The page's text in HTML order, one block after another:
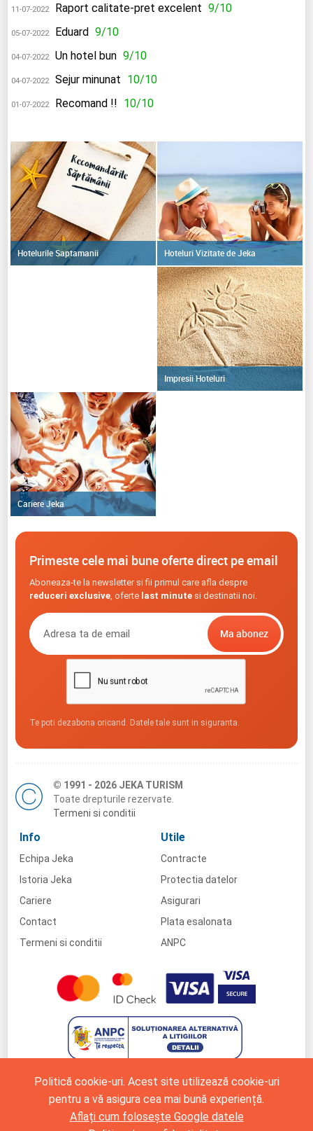
Politică cookie-uri. Acest site utilizează cookie-uri
pentru a vă asigura cea mai bună experiență.
Aflați cum folosește Google datele
11-07-2022 Raport calitate-pret excelent 9/10
05-07-2022 Eduard 9/10
04-07-2022 Un hotel bun 9/10
04-07-2022 Sejur minunat 10/10
01-07-2022 Recomand !! 10/10
Hotelurile Saptamanii Hoteluri Vizitate de Jeka
Impresii Hoteluri
Cariere Jeka
Primeste cele mai bune oferte direct pe email
Aboneaza-te la newsletter si fii primul care afla despre
reduceri exclusive, oferte last minutesi destinatii noi.
Te poti dezabona oricand. Datele tale sunt in siguranta.
© 1991 - 2026 JEKA TURISM
Toate drepturile rezervate.
Termeni si conditii
Info
Echipa Jeka
Istoria Jeka
Cariere
Contact
Termeni si conditii
Utile
Contracte
Protectia datelor
Asigurari
Plata esalonata
ANPC